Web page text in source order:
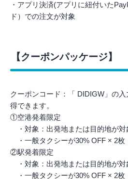
・アプリ決済(アプリに紐付いた
ド）での注文が対象
【クーポンパッケージ】
クーポンコード：「 DIDIGW」の
得できます。
①空港発着限定
・対象：出発地または目的地が対
・一般タクシーが30% OFF × 2枚
②駅発着限定
・対象：出発地または目的地が対
・一般タクシーが30% OFF × 2枚